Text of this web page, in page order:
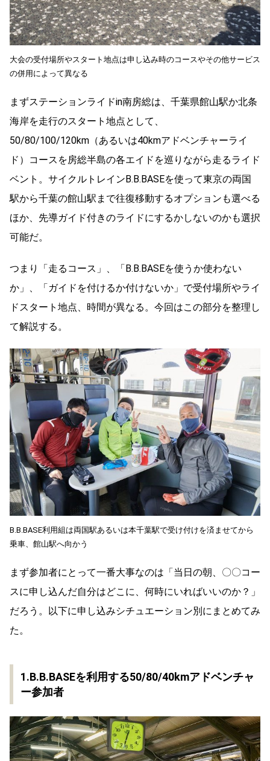
大会の受付場所やスタート地点は申し込み時のコースやその他サービス
の併用によって異なる
まずステーションライドin南房総は、千葉県館山駅か北条
海岸を走行のスタート地点として、
50/80/100/120km（あるいは40kmアドベンチャーライ
ド）コースを房総半島の各エイドを巡りながら走るライド
ベント。サイクルトレインB.B.BASEを使って東京の両国
駅から千葉の館山駅まで往復移動するオプションも選べる
ほか、先導ガイド付きのライドにするかしないのかも選択
可能だ。
つまり「走るコース」、「B.B.BASEを使うか使わない
か」、「ガイドを付けるか付けないか」で受付場所やライ
ドスタート地点、時間が異なる。今回はこの部分を整理し
て解説する。
B.B.BASE利用組は両国駅あるいは本千葉駅で受け付けを済ませてから
乗車、館山駅へ向かう
まず参加者にとって一番大事なのは「当日の朝、〇〇コー
スに申し込んだ自分はどこに、何時にいればいいのか？」
だろう。以下に申し込みシチュエーション別にまとめてみ
た。
1.B.B.BASEを利用する50/80/40kmアドベンチャ
ー参加者